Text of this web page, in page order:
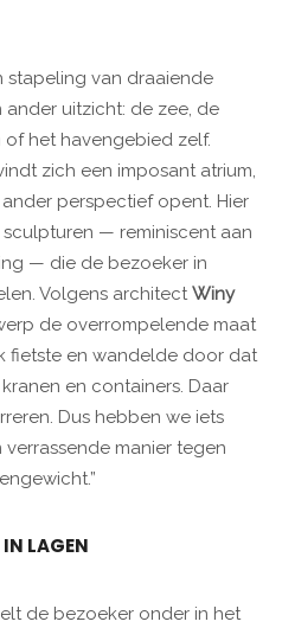
stapeling van draaiende
uitzicht: de zee, de
het havengebied zelf.
zich een imposant atrium,
perspectief opent. Hier
— reminiscent aan
— die de bezoeker in
Volgens architectWiny
de overrompelende maat
fietste en wandelde door dat
en containers. Daar
Dus hebben we iets
manier tegen
LAGEN
de bezoeker onder in het